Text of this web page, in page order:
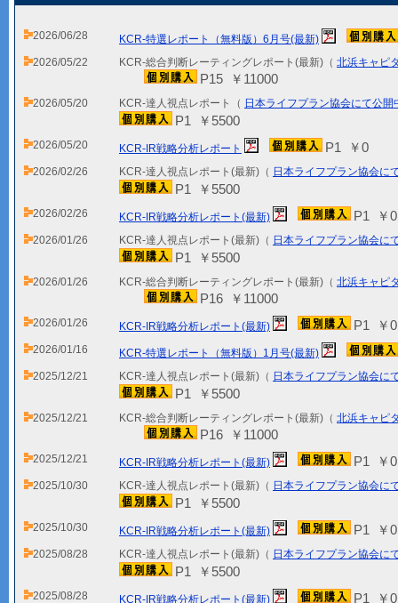
2026/06/28
KCR-特選レポート（無料版）6月号(最新)
2026/05/22
KCR-総合判断レーティングレポート(最新)（ 北浜キャピ
P15 ￥11000
2026/05/20 KCR-達人視点レポート（ 日本ライフプラン協会にて公開
P1 ￥5500
2026/05/20 KCR-IR戦略分析レポート P1 ￥0
2026/02/26 KCR-達人視点レポート(最新)（ 日本ライフプラン協会に
P1 ￥5500
2026/02/26 KCR-IR戦略分析レポート(最新) P1 ￥0
2026/01/26 KCR-達人視点レポート(最新)（ 日本ライフプラン協会に
P1 ￥5500
2026/01/26 KCR-総合判断レーティングレポート(最新)（ 北浜キャピ
P16 ￥11000
2026/01/26 KCR-IR戦略分析レポート(最新) P1 ￥0
2026/01/16
KCR-特選レポート（無料版）1月号(最新)
2025/12/21
KCR-達人視点レポート(最新)（ 日本ライフプラン協会に
P1 ￥5500
2025/12/21 KCR-総合判断レーティングレポート(最新)（ 北浜キャピ
P16 ￥11000
2025/12/21 KCR-IR戦略分析レポート(最新) P1 ￥0
2025/10/30 KCR-達人視点レポート(最新)（ 日本ライフプラン協会に
P1 ￥5500
2025/10/30 KCR-IR戦略分析レポート(最新) P1 ￥0
2025/08/28 KCR-達人視点レポート(最新)（ 日本ライフプラン協会に
P1 ￥5500
2025/08/28 KCR-IR戦略分析レポート(最新) P1 ￥0